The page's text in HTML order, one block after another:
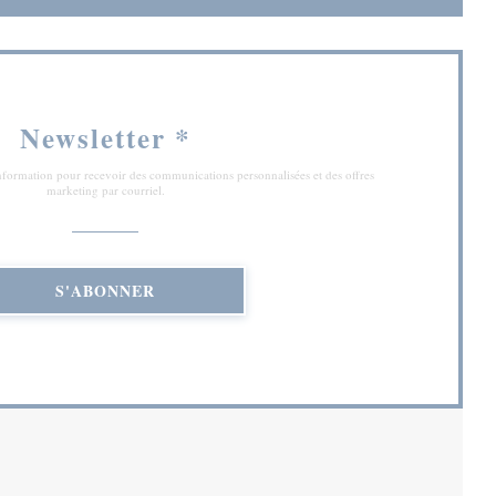
Newsletter *
pour recevoir des communications personnalisées et des offres
marketing par courriel.
S'ABONNER
NOUVELLE FENÊTRE))